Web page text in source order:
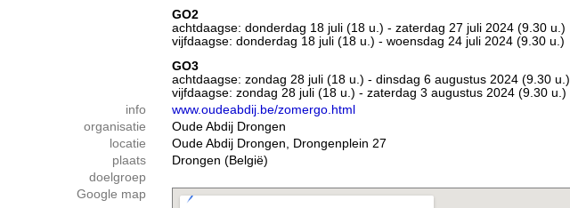
GO2
achtdaagse: donderdag 18 juli (18 u.) - zaterdag 27 juli 2024 (9.30 u.)
vijfdaagse: donderdag 18 juli (18 u.) - woensdag 24 juli 2024 (9.30 u.)
GO3
achtdaagse: zondag 28 juli (18 u.) - dinsdag 6 augustus 2024 (9.30 u.)
​vijfdaagse: zondag 28 juli (18 u.) - zaterdag 3 augustus 2024 (9.30 u.)
info
www.oudeabdij.be/zomergo.html
organisatie
Oude Abdij Drongen
locatie
Oude Abdij Drongen, Drongenplein 27
plaats
Drongen (België)
doelgroep
Google map